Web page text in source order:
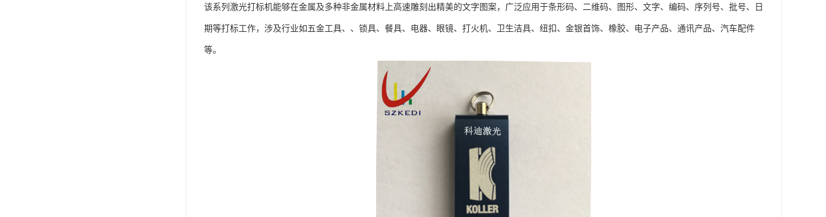
该系列激光打标机能够在金属及多种非金属材料上高速雕刻出精美的文字图案，广泛应用于条形码、二维码、图形、文字、编码、序列号、批号、日
期等打标工作，涉及行业如五金工具、、锁具、餐具、电器、眼镜、打火机、卫生洁具、纽扣、金银首饰、橡胶、电子产品、通讯产品、汽车配件
等。